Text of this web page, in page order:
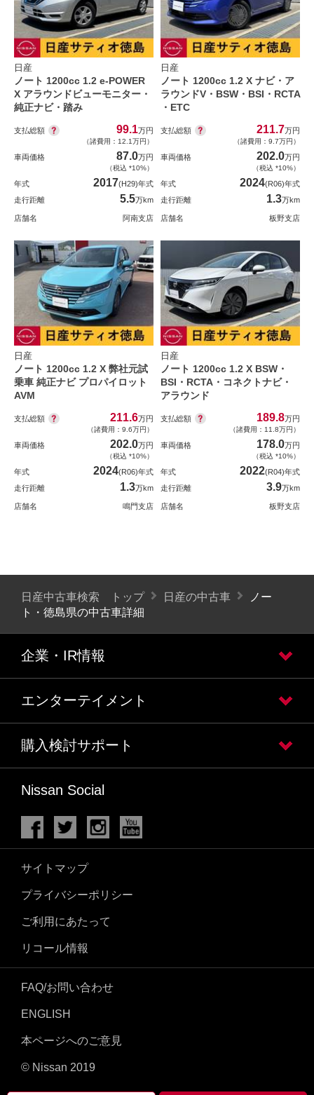
日産
ノート 1200cc 1.2 e-POWER
X アラウンドビューモニター・
純正ナビ・踏み
支払総額 99.1万円
（諸費用：12.1万円）
車両価格 87.0万円
（税込 *10%）
年式 2017(H29)年式
走行距離
5.5万km
店舗名 阿南支店
日産
ノート 1200cc 1.2 X ナビ・ア
ラウンドV・BSW・BSI・RCTA
・ETC
支払総額 211.7万円
（諸費用：9.7万円）
車両価格 202.0万円
（税込 *10%）
年式 2024(R06)年式
走行距離
1.3万km
店舗名 板野支店
日産
ノート 1200cc 1.2 X 弊社元試
乗車 純正ナビ プロパイロット
AVM
支払総額 211.6万円
（諸費用：9.6万円）
車両価格 202.0万円
（税込 *10%）
年式 2024(R06)年式
走行距離
1.3万km
店舗名 鳴門支店
日産
ノート 1200cc 1.2 X BSW・
BSI・RCTA・コネクトナビ・
アラウンド
支払総額 189.8万円
（諸費用：11.8万円）
車両価格 178.0万円
（税込 *10%）
年式 2022(R04)年式
走行距離
3.9万km
店舗名 板野支店
日産中古車検索 トップ 日産の中古車
ノー
ト・徳島県の中古車詳細
企業・IR情報
エンターテイメント
購入検討サポート
Nissan Social
サイトマップ
プライバシーポリシー
ご利用にあたって
リコール情報
FAQ/お問い合わせ
ENGLISH
本ページへのご意見
© Nissan 2019